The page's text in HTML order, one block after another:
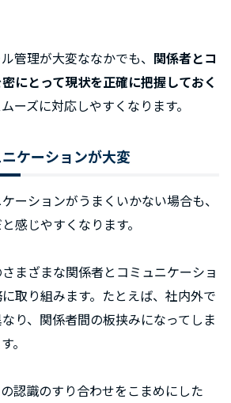
管理が大変ななかでも、 関係者とコ
にとって現状を正確に把握しておく
ーズに対応しやすくなります。
ケーションが大変
ーションがうまくいかない場合も、
感じやすくなります。
まざまな関係者とコミュニケーショ
取り組みます。たとえば、社内外で
り、関係者間の板挟みになってしま
。
認識のすり合わせをこまめにした